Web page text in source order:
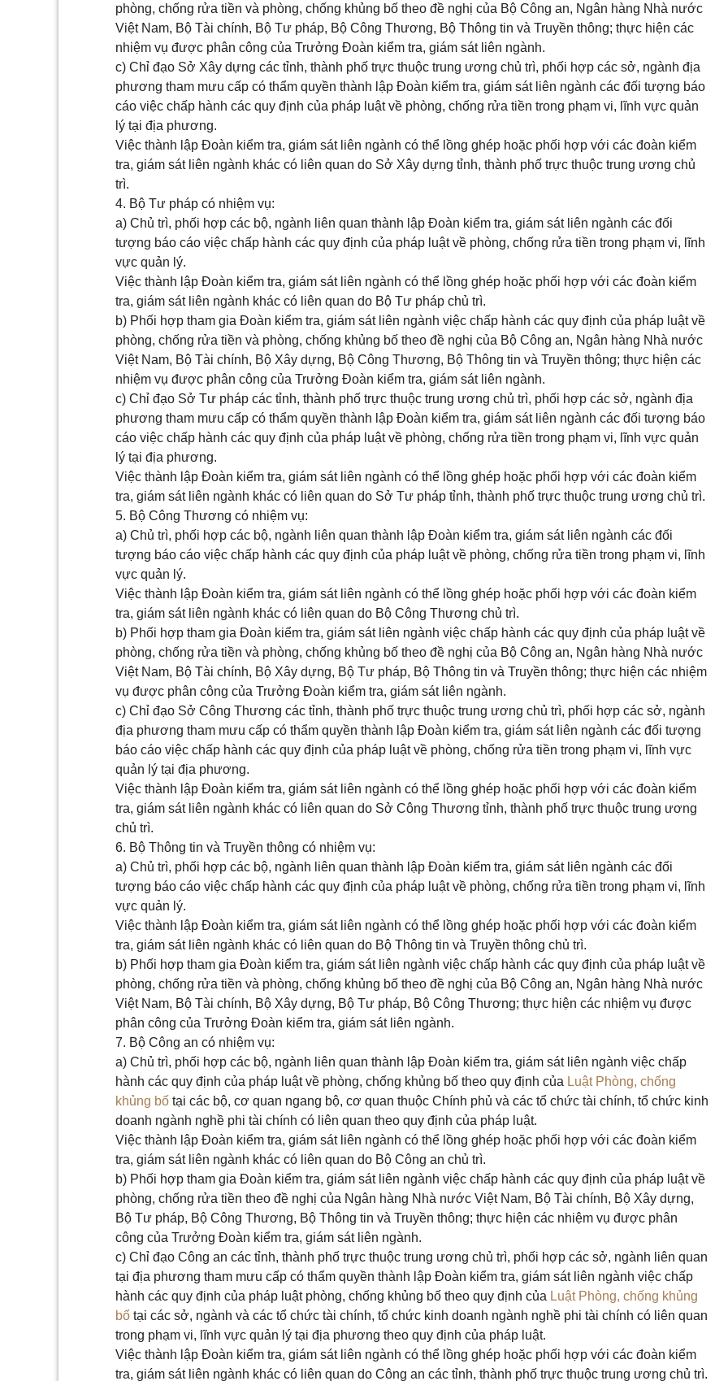
phòng, chống rửa tiền và phòng, chống khủng bố theo đề nghị của Bộ Công an, Ngân hàng Nhà nước
Việt Nam, Bộ Tài chính, Bộ Tư pháp, Bộ Công Thương, Bộ Thông tin và Truyền thông; thực hiện các
nhiệm vụ được phân công của Trưởng Đoàn kiểm tra, giám sát liên ngành.
c) Chỉ đạo Sở Xây dựng các tỉnh, thành phố trực thuộc trung ương chủ trì, phối hợp các sở, ngành địa
phương tham mưu cấp có thẩm quyền thành lập Đoàn kiểm tra, giám sát liên ngành các đối tượng báo
cáo việc chấp hành các quy định của pháp luật về phòng, chống rửa tiền trong phạm vi, lĩnh vực quản
lý tại địa phương.
Việc thành lập Đoàn kiểm tra, giám sát liên ngành có thể lồng ghép hoặc phối hợp với các đoàn kiểm
tra, giám sát liên ngành khác có liên quan do Sở Xây dựng tỉnh, thành phố trực thuộc trung ương chủ
trì.
4. Bộ Tư pháp có nhiệm vụ:
a) Chủ trì, phối hợp các bộ, ngành liên quan thành lập Đoàn kiểm tra, giám sát liên ngành các đối
tượng báo cáo việc chấp hành các quy định của pháp luật về phòng, chống rửa tiền trong phạm vi, lĩnh
vực quản lý.
Việc thành lập Đoàn kiểm tra, giám sát liên ngành có thể lồng ghép hoặc phối hợp với các đoàn kiểm
tra, giám sát liên ngành khác có liên quan do Bộ Tư pháp chủ trì.
b) Phối hợp tham gia Đoàn kiểm tra, giám sát liên ngành việc chấp hành các quy định của pháp luật về
phòng, chống rửa tiền và phòng, chống khủng bố theo đề nghị của Bộ Công an, Ngân hàng Nhà nước
Việt Nam, Bộ Tài chính, Bộ Xây dựng, Bộ Công Thương, Bộ Thông tin và Truyền thông; thực hiện các
nhiệm vụ được phân công của Trưởng Đoàn kiểm tra, giám sát liên ngành.
c) Chỉ đạo Sở Tư pháp các tỉnh, thành phố trực thuộc trung ương chủ trì, phối hợp các sở, ngành địa
phương tham mưu cấp có thẩm quyền thành lập Đoàn kiểm tra, giám sát liên ngành các đối tượng báo
cáo việc chấp hành các quy định của pháp luật về phòng, chống rửa tiền trong phạm vi, lĩnh vực quản
lý tại địa phương.
Việc thành lập Đoàn kiểm tra, giám sát liên ngành có thể lồng ghép hoặc phối hợp với các đoàn kiểm
tra, giám sát liên ngành khác có liên quan do Sở Tư pháp tỉnh, thành phố trực thuộc trung ương chủ trì.
5. Bộ Công Thương có nhiệm vụ:
a) Chủ trì, phối hợp các bộ, ngành liên quan thành lập Đoàn kiểm tra, giám sát liên ngành các đối
tượng báo cáo việc chấp hành các quy định của pháp luật về phòng, chống rửa tiền trong phạm vi, lĩnh
vực quản lý.
Việc thành lập Đoàn kiểm tra, giám sát liên ngành có thể lồng ghép hoặc phối hợp với các đoàn kiểm
tra, giám sát liên ngành khác có liên quan do Bộ Công Thương chủ trì.
b) Phối hợp tham gia Đoàn kiểm tra, giám sát liên ngành việc chấp hành các quy định của pháp luật về
phòng, chống rửa tiền và phòng, chống khủng bố theo đề nghị của Bộ Công an, Ngân hàng Nhà nước
Việt Nam, Bộ Tài chính, Bộ Xây dựng, Bộ Tư pháp, Bộ Thông tin và Truyền thông; thực hiện các nhiệm
vụ được phân công của Trưởng Đoàn kiểm tra, giám sát liên ngành.
c) Chỉ đạo Sở Công Thương các tỉnh, thành phố trực thuộc trung ương chủ trì, phối hợp các sở, ngành
địa phương tham mưu cấp có thẩm quyền thành lập Đoàn kiểm tra, giám sát liên ngành các đối tượng
báo cáo việc chấp hành các quy định của pháp luật về phòng, chống rửa tiền trong phạm vi, lĩnh vực
quản lý tại địa phương.
Việc thành lập Đoàn kiểm tra, giám sát liên ngành có thể lồng ghép hoặc phối hợp với các đoàn kiểm
tra, giám sát liên ngành khác có liên quan do Sở Công Thương tỉnh, thành phố trực thuộc trung ương
chủ trì.
6. Bộ Thông tin và Truyền thông có nhiệm vụ:
a) Chủ trì, phối hợp các bộ, ngành liên quan thành lập Đoàn kiểm tra, giám sát liên ngành các đối
tượng báo cáo việc chấp hành các quy định của pháp luật về phòng, chống rửa tiền trong phạm vi, lĩnh
vực quản lý.
Việc thành lập Đoàn kiểm tra, giám sát liên ngành có thể lồng ghép hoặc phối hợp với các đoàn kiểm
tra, giám sát liên ngành khác có liên quan do Bộ Thông tin và Truyền thông chủ trì.
b) Phối hợp tham gia Đoàn kiểm tra, giám sát liên ngành việc chấp hành các quy định của pháp luật về
phòng, chống rửa tiền và phòng, chống khủng bố theo đề nghị của Bộ Công an, Ngân hàng Nhà nước
Việt Nam, Bộ Tài chính, Bộ Xây dựng, Bộ Tư pháp, Bộ Công Thương; thực hiện các nhiệm vụ được
phân công của Trưởng Đoàn kiểm tra, giám sát liên ngành.
7. Bộ Công an có nhiệm vụ:
a) Chủ trì, phối hợp các bộ, ngành liên quan thành lập Đoàn kiểm tra, giám sát liên ngành việc chấp
hành các quy định của pháp luật về phòng, chống khủng bố theo quy định của Luật Phòng, chống
khủng bố tại các bộ, cơ quan ngang bộ, cơ quan thuộc Chính phủ và các tổ chức tài chính, tổ chức kinh
doanh ngành nghề phi tài chính có liên quan theo quy định của pháp luật.
Việc thành lập Đoàn kiểm tra, giám sát liên ngành có thể lồng ghép hoặc phối hợp với các đoàn kiểm
tra, giám sát liên ngành khác có liên quan do Bộ Công an chủ trì.
b) Phối hợp tham gia Đoàn kiểm tra, giám sát liên ngành việc chấp hành các quy định của pháp luật về
phòng, chống rửa tiền theo đề nghị của Ngân hàng Nhà nước Việt Nam, Bộ Tài chính, Bộ Xây dựng,
Bộ Tư pháp, Bộ Công Thương, Bộ Thông tin và Truyền thông; thực hiện các nhiệm vụ được phân
công của Trưởng Đoàn kiểm tra, giám sát liên ngành.
c) Chỉ đạo Công an các tỉnh, thành phố trực thuộc trung ương chủ trì, phối hợp các sở, ngành liên quan
tại địa phương tham mưu cấp có thẩm quyền thành lập Đoàn kiểm tra, giám sát liên ngành việc chấp
hành các quy định của pháp luật phòng, chống khủng bố theo quy định của Luật Phòng, chống khủng
bố tại các sở, ngành và các tổ chức tài chính, tổ chức kinh doanh ngành nghề phi tài chính có liên quan
trong phạm vi, lĩnh vực quản lý tại địa phương theo quy định của pháp luật.
Việc thành lập Đoàn kiểm tra, giám sát liên ngành có thể lồng ghép hoặc phối hợp với các đoàn kiểm
tra, giám sát liên ngành khác có liên quan do Công an các tỉnh, thành phố trực thuộc trung ương chủ trì.